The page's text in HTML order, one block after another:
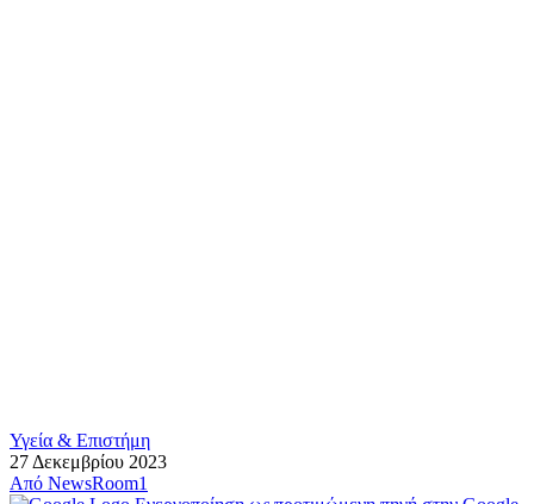
Υγεία & Επιστήμη
27 Δεκεμβρίου 2023
Από NewsRoom1